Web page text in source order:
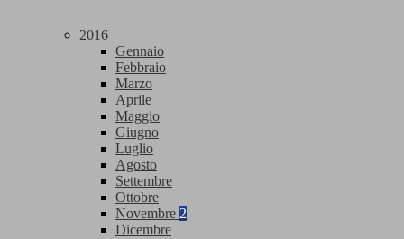
2016
Gennaio
Febbraio
Marzo
Aprile
Maggio
Giugno
Luglio
Agosto
Settembre
Ottobre
Novembre 2
Dicembre